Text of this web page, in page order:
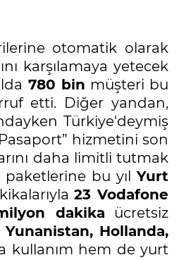
otomatik olarak
karşılamaya yetecek
780 bin müşteri bu
etti. Diğer yandan,
Türkiye'deymiş
hizmetini son
daha limitli tutmak
bu yıl Yurt
23 Vodafone
dakika ücretsiz
Yunanistan, Hollanda,
kullanım hem de yurt